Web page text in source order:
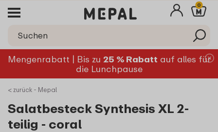
0
Mengenrabatt | Bis zu 25 % Rabatt auf alles für
die Lunchpause
< zurück - Mepal
Salatbesteck Synthesis XL 2-
teilig - coral